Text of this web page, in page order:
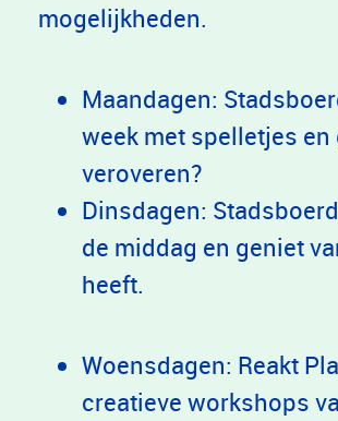
mogelijkheden.
Maandagen:
week met spelletjes en
veroveren?
Dinsdagen:
de middag en geniet
heeft.
Woensdagen: Reakt
creatieve workshops